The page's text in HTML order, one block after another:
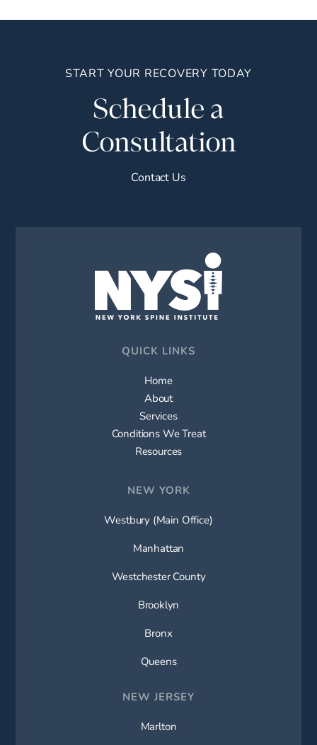
START YOUR RECOVERY TODAY
Schedule a
Consultation
Contact Us
QUICK LINKS
Home
About
Services
Conditions We Treat
Resources
NEW YORK
Westbury (Main Office)
Manhattan
Westchester County
Brooklyn
Bronx
Queens
NEW JERSEY
Marlton